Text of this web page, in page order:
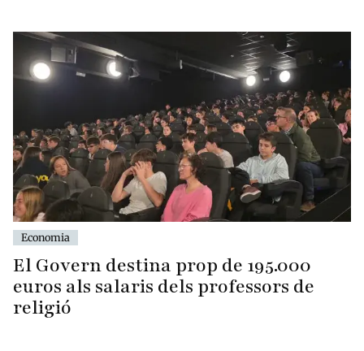
Economia
El Govern destina prop de 195.000
euros als salaris dels professors de
religió